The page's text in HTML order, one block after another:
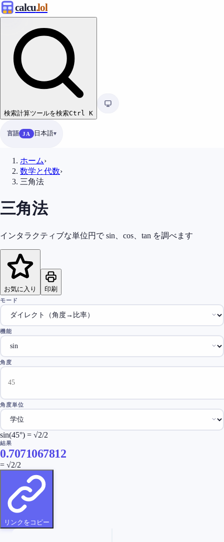
calcu.lol
検索計算ツールを検索Ctrl K
言語 JA 日本語
ホーム›
数学と代数›
三角法
三角法
インタラクティブな単位円で sin、cos、tan を調べます
お気に入り 印刷
モード
機能
角度
角度単位
sin(45°) = √2/2
結果
0.7071067812
= √2/2
リンクをコピー